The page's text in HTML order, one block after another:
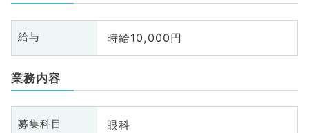
給与 時給10,000円
業務内容
募集科目 眼科